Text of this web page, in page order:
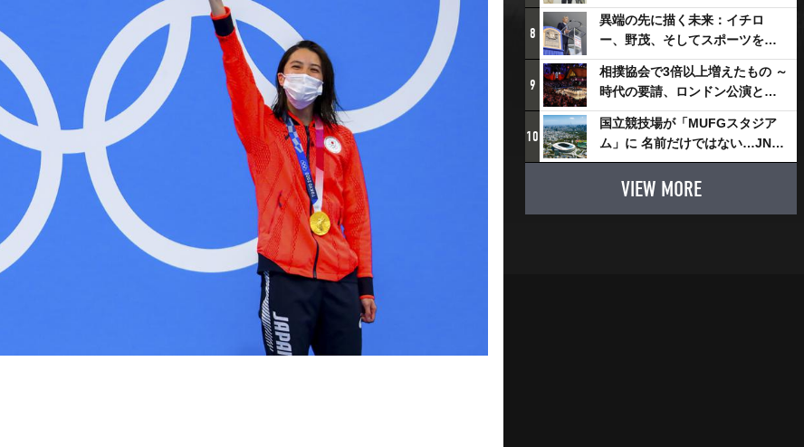
スチャダラパーが川崎新！アリ
ーナシティ・プロジェクトを語
る 「楽しみでしかないでしょ。
川崎は、ずっと成長曲線だか
ら」
8
異端の先に描く未来：イチロ
ー、野茂、そしてスポーツを支
える科学界の挑戦
9
相撲協会で3倍以上増えたもの ～
時代の要請、ロンドン公演と古
式大相撲
10
国立競技場が「MUFGスタジア
ム」に 名前だけではない…JNSE
とMUFGが“共創”し描く地域活
性化・社会価値創造の近未来図
VIEW MORE